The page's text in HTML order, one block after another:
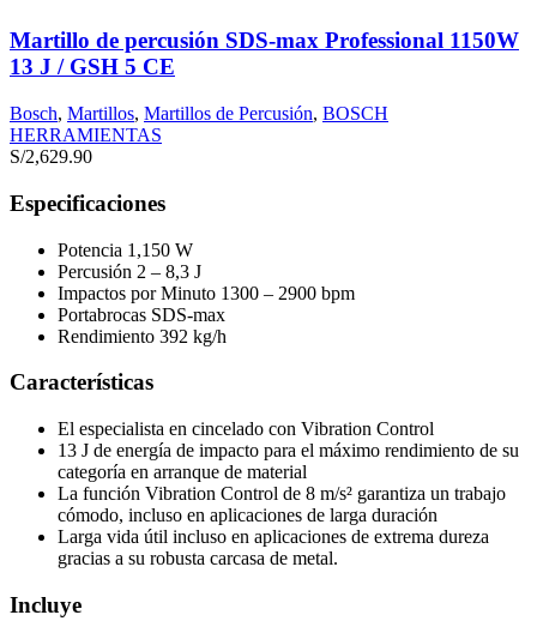
Martillo de percusión SDS-max Professional 1150W
13 J / GSH 5 CE
Bosch, Martillos, Martillos de Percusión, BOSCH
HERRAMIENTAS
S/2,629.90
Especificaciones
Potencia 1,150 W
Percusión 2 – 8,3 J
Impactos por Minuto 1300 – 2900 bpm
Portabrocas SDS-max
Rendimiento 392 kg/h
Características
El especialista en cincelado con Vibration Control
13 J de energía de impacto para el máximo rendimiento de su
categoría en arranque de material
La función Vibration Control de 8 m/s² garantiza un trabajo
cómodo, incluso en aplicaciones de larga duración
Larga vida útil incluso en aplicaciones de extrema dureza
gracias a su robusta carcasa de metal.
Incluye